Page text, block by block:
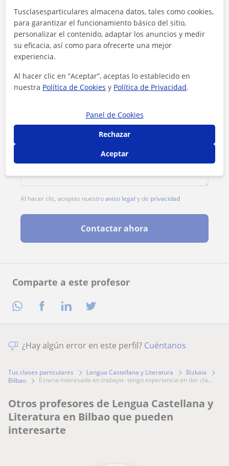
Comparte a este profesor
1ª clase gratis
Al hacer clic, aceptas nuestroaviso legal y de privacidad
Contactar ahora
¿Hay algún error en este perfil? Cuéntanos
Tus clases particulares Lengua Castellana y Literatura
Bizkaia
Bilbao
estaria interesada en trabajar. tengo experiencia en dar cla...
Otros profesores de Lengua Castellana y
Literatura en Bilbao que pueden
interesarte
Tusclasesparticulares almacena datos, tales como cookies,
para garantizar el funcionamiento básico del sitio,
personalizar el contenido, adaptar los anuncios y medir
su eficacia, así como para ofrecerte una mejor
experiencia.
Al hacer clic en “Aceptar”, aceptas lo establecido en
nuestra Política de Cookies y Política de Privacidad.
Panel de Cookies
Rechazar
Aceptar